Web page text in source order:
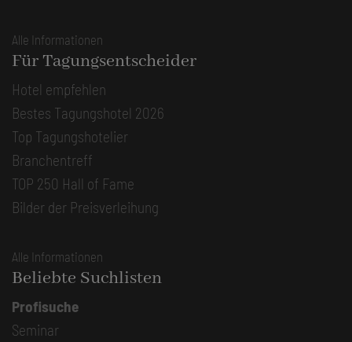
Alle Informationen
Für Tagungsentscheider
Hotel empfehlen
Bestes Tagungshotel 2026
Top Tagungshotelier
Branchentreff
TOP 250 Hall of Fame
Bilder der Preisverleihung
Alle Informationen
Beliebte Suchlisten
Profisuche
Seminar